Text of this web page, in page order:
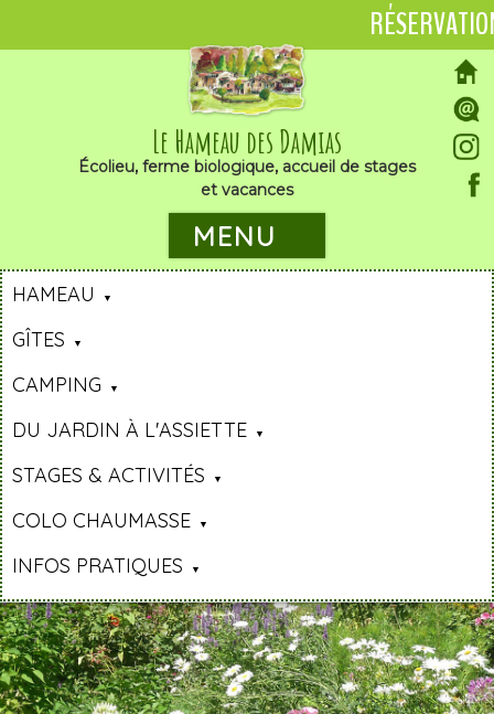
Le Hameau des Damias
Écolieu, ferme biologique, accueil de stages
et vacances
MENU
HAMEAU
GÎTES
CAMPING
DU JARDIN À L'ASSIETTE
STAGES & ACTIVITÉS
COLO CHAUMASSE
INFOS PRATIQUES